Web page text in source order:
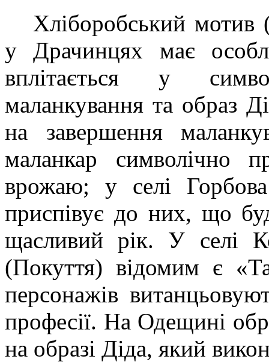
Хліборобський мотив
у Драчинцях має
вплітається у
маланкування та образ
на завершення
маланкар символічно
врожаю; у селі
приспівує до них, що
щасливий рік. У селі
(Покуття) відомим є
персонажів
професії. На Одещині
на образі Діда, який